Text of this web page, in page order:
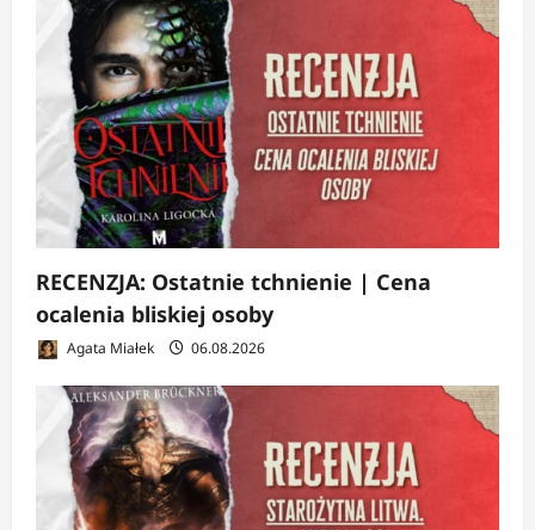
RECENZJA: Ostatnie tchnienie | Cena
ocalenia bliskiej osoby
Agata Miałek 06.08.2026